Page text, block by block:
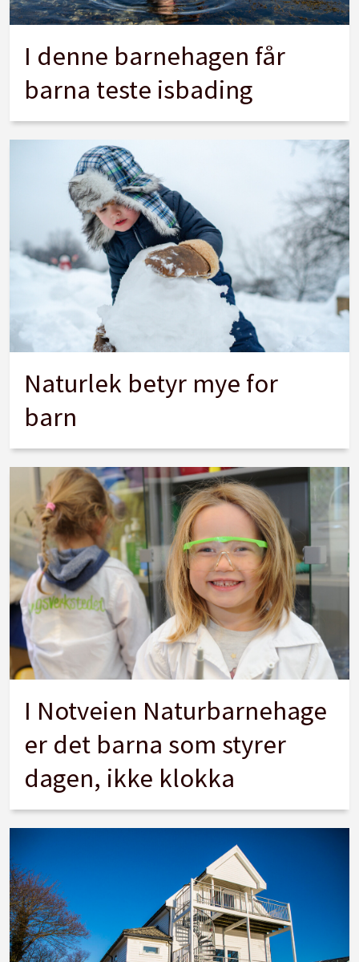
I denne barnehagen får
barna teste isbading
Naturlek betyr mye for
barn
I Notveien Naturbarnehage
er det barna som styrer
dagen, ikke klokka